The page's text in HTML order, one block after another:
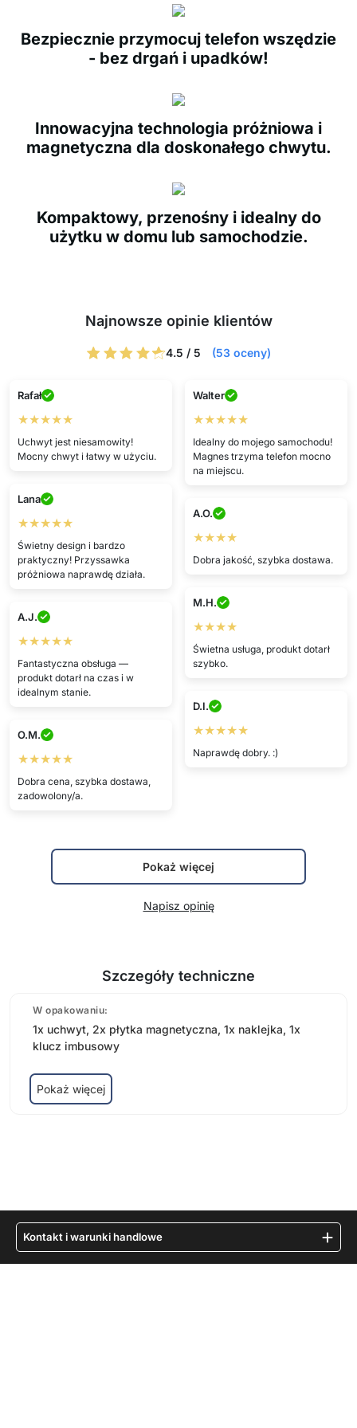
Bezpiecznie przymocuj telefon wszędzie
- bez drgań i upadków!
Innowacyjna technologia próżniowa i
magnetyczna dla doskonałego chwytu.
Kompaktowy, przenośny i idealny do
użytku w domu lub samochodzie.
Najnowsze opinie klientów
4.5 / 5 (53 oceny)
Rafał
★★★★★
Uchwyt jest niesamowity!
Mocny chwyt i łatwy w użyciu.
Walter
★★★★★
Idealny do mojego samochodu!
Magnes trzyma telefon mocno
na miejscu.
Lana
★★★★★
Świetny design i bardzo
praktyczny! Przyssawka
próżniowa naprawdę działa.
A.O.
★★★★
Dobra jakość, szybka dostawa.
M.H.
★★★★
Świetna usługa, produkt dotarł
szybko.
A.J.
★★★★★
Fantastyczna obsługa —
produkt dotarł na czas i w
idealnym stanie.
D.I.
★★★★★
Naprawdę dobry. :)
O.M.
★★★★★
Dobra cena, szybka dostawa,
zadowolony/a.
Pokaż więcej
Napisz opinię
Szczegóły techniczne
W opakowaniu:
1x uchwyt, 2x płytka magnetyczna, 1x naklejka, 1x
klucz imbusowy
Pokaż więcej
Kontakt i warunki handlowe